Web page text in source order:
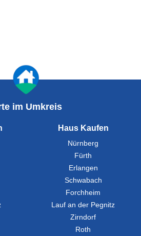
im Umkreis
Haus Kaufen
Nürnberg
Fürth
Erlangen
Schwabach
Forchheim
Lauf an der Pegnitz
Zirndorf
Roth